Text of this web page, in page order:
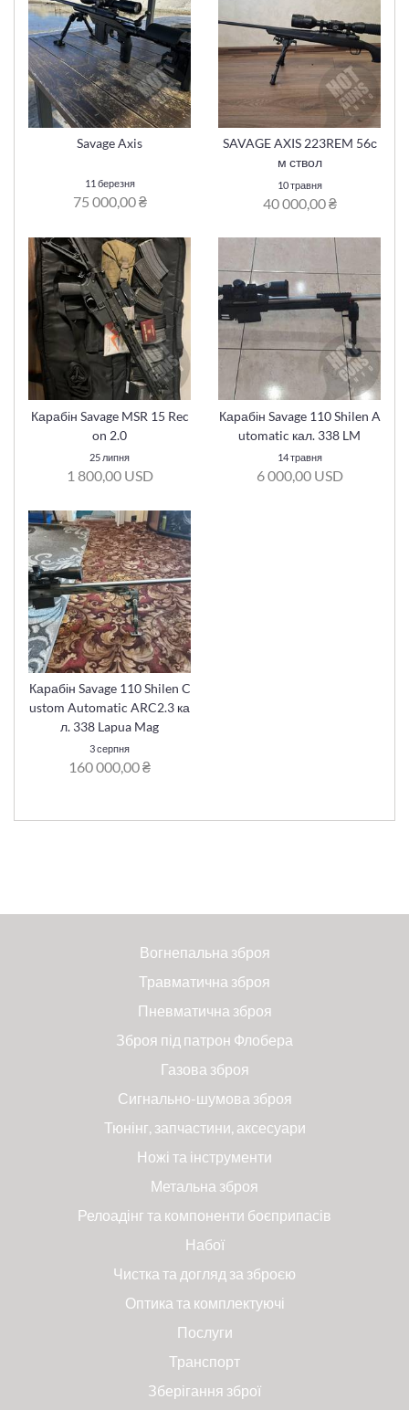
Savage Axis
11 березня
75 000,00 ₴
SAVAGE AXIS 223REM 56с
м ствол
10 травня
40 000,00 ₴
Карабін Savage MSR 15 Rec
on 2.0
25 липня
1 800,00 USD
Карабін Savage 110 Shilen A
utomatic кал. 338 LM
14 травня
6 000,00 USD
Карабін Savage 110 Shilen C
ustom Automatic ARC2.3 ка
л. 338 Lapua Mag
3 серпня
160 000,00 ₴
Вогнепальна зброя
Травматична зброя
Пневматична зброя
Зброя під патрон Флобера
Газова зброя
Сигнально-шумова зброя
Тюнінг, запчастини, аксесуари
Ножі та інструменти
Метальна зброя
Релоадінг та компоненти боєприпасів
Набої
Чистка та догляд за зброєю
Оптика та комплектуючі
Послуги
Транспорт
Зберігання зброї